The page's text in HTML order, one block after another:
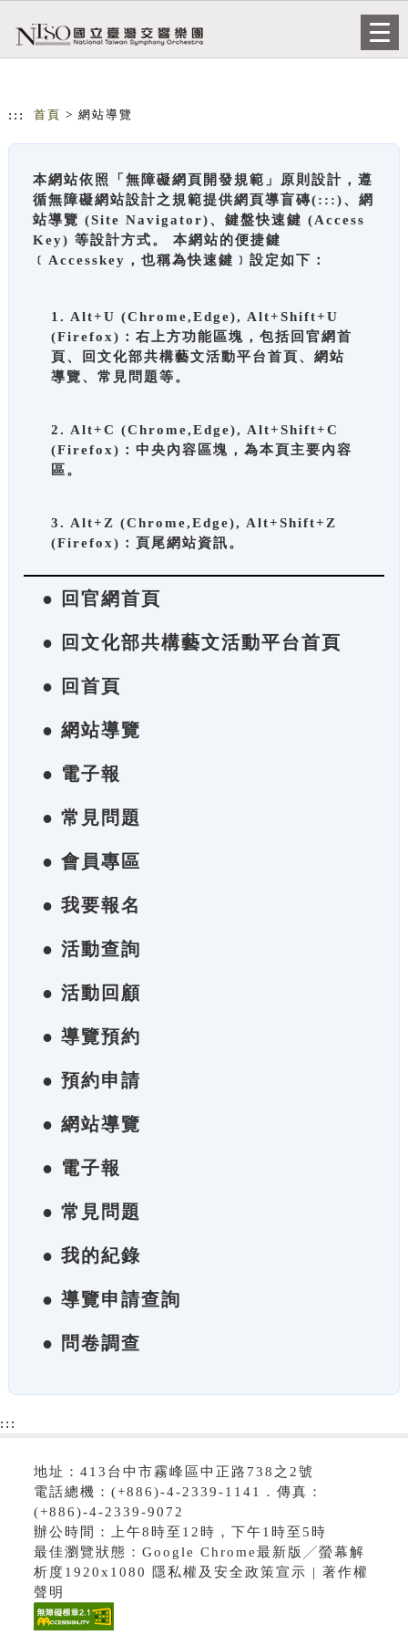
::: 首頁 > 網站導覽
本網站依照「無障礙網頁開發規範」原則設計，遵
循無障礙網站設計之規範提供網頁導盲磚(:::)、網
站導覽 (Site Navigator)、鍵盤快速鍵 (Access
Key) 等設計方式。 本網站的便捷鍵
﹝Accesskey，也稱為快速鍵﹞設定如下：
1. Alt+U (Chrome,Edge), Alt+Shift+U
(Firefox)：右上方功能區塊，包括回官網首
頁、回文化部共構藝文活動平台首頁、網站
導覽、常見問題等。
2. Alt+C (Chrome,Edge), Alt+Shift+C
(Firefox)：中央內容區塊，為本頁主要內容
區。
3. Alt+Z (Chrome,Edge), Alt+Shift+Z
(Firefox)：頁尾網站資訊。
● 回官網首頁
● 回文化部共構藝文活動平台首頁
● 回首頁
● 網站導覽
● 電子報
● 常見問題
● 會員專區
● 我要報名
● 活動查詢
● 活動回顧
● 導覽預約
● 預約申請
● 網站導覽
● 電子報
● 常見問題
● 我的紀錄
● 導覽申請查詢
● 問卷調查
:::
地址：413台中市霧峰區中正路738之2號
電話總機：(+886)-4-2339-1141．傳真：
(+886)-4-2339-9072
辦公時間：上午8時至12時，下午1時至5時
最佳瀏覽狀態：Google Chrome最新版╱螢幕解
析度1920x1080 隱私權及安全政策宣示 | 著作權
聲明